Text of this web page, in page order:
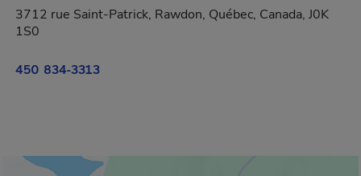
3712 rue Saint-Patrick, Rawdon, Québec, Canada, J0K
1S0
450 834-3313